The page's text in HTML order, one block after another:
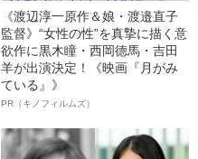
《渡辺淳一原作＆娘・渡邉直子
監督》“女性の性”を真摯に描く意
欲作に黒木瞳・西岡德馬・吉田
羊が出演決定！《映画『月がみ
ている』》
PR（キノフィルムズ）